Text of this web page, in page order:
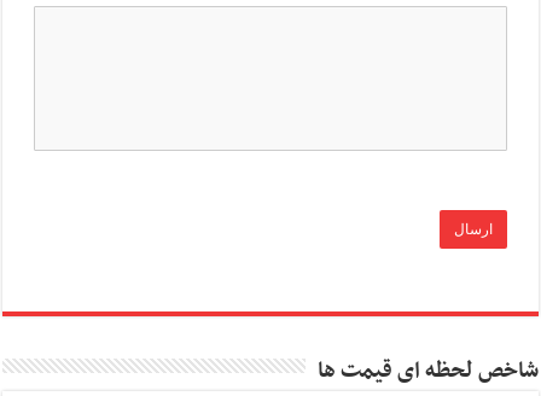
شاخص لحظه ای قیمت ها